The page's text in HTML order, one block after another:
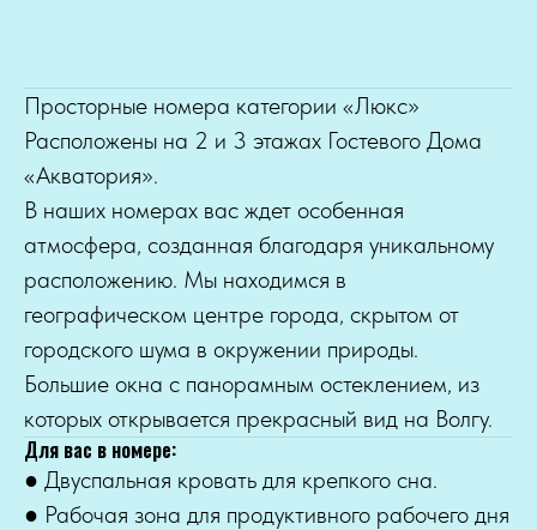
Просторные номера категории «Люкс»
Расположены на 2 и 3 этажах Гостевого Дома
«Акватория».
В наших номерах вас ждет особенная
атмосфера, созданная благодаря уникальному
расположению. Мы находимся в
географическом центре города, скрытом от
городского шума в окружении природы.
Большие окна с панорамным остеклением, из
которых открывается прекрасный вид на Волгу.
Для вас в номере:
● Двуспальная кровать для крепкого сна.
● Рабочая зона для продуктивного рабочего дня